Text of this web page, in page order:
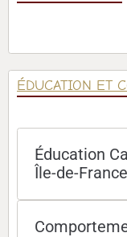
ÉDUCATION ET
Éducation
Île-de-France